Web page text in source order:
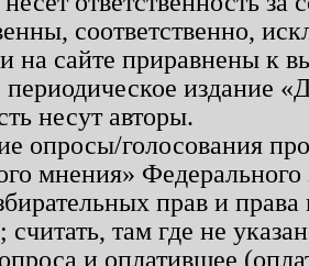
соответственно,
на сайте приравнены к
периодическое издание
несут авторы.
опросы/голосования
мнения»
прав и
там где не
и оплатившее